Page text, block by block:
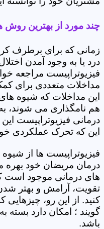
چند مورد از بهترین روش
زمانی که برای برطرف
درد یا به وجود آمدن
فیزیوتراپیست مراجعه
مداخلات متعددی برای
این مداخلات که شیوه
هم نامگذاری می شوند،
درمانی فیزیوتراپیست
این که تحرک عملکردی
فیزیوتراپیست ها از
درمان مریضان خود بهره
های درمانی موجود است
تقویت، آرامش و بهتر
کنید. از این رو،
گویند ؛ امکان دارد
باشد.